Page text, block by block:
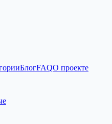
БлогFAQО проекте